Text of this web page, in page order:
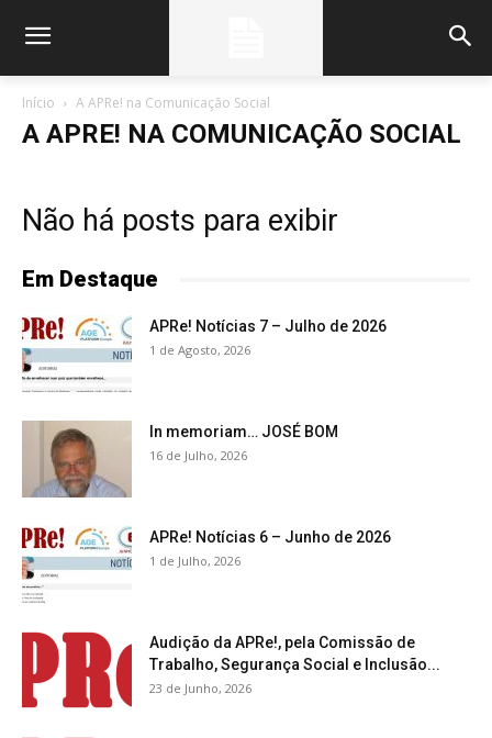
Início A APRe! na Comunicação Social
A APRE! NA COMUNICAÇÃO SOCIAL
Não há posts para exibir
Em Destaque
APRe! Notícias 7 – Julho de 2026
1 de Agosto, 2026
In memoriam… JOSÉ BOM
16 de Julho, 2026
APRe! Notícias 6 – Junho de 2026
1 de Julho, 2026
Audição da APRe!, pela Comissão de
Trabalho, Segurança Social e Inclusão...
23 de Junho, 2026